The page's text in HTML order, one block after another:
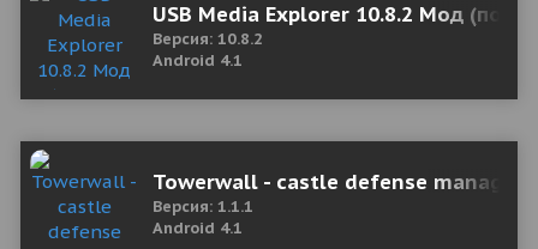
USB Media Explorer 10.8.2 Мод
Версия: 10.8.2
Android 4.1
Towerwall - castle defense
Версия: 1.1.1
Android 4.1